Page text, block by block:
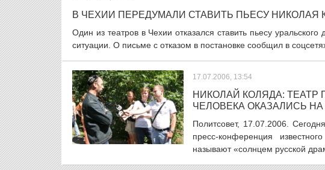
В ЧЕХИИ ПЕРЕДУМАЛИ СТАВИТЬ ПЬЕСУ НИКОЛАЯ
Один из театров в Чехии отказался ставить пьесу
ситуации. О письме с отказом в постановке сообщил в
17.07.2006, 13:54
НИКОЛАЙ КОЛЯДА: ТЕАТР
ЧЕЛОВЕКА ОКАЗАЛИСЬ
Политсовет, 17.07.2006.
пресс-конференция
называют «солнцем русской